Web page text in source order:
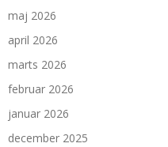
maj 2026
april 2026
marts 2026
februar 2026
januar 2026
december 2025